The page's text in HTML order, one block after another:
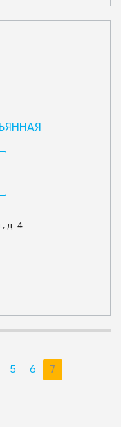
д. 4
5 6 7